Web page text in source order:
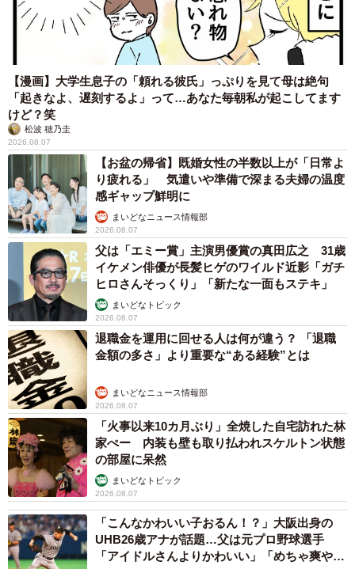
【漫画】大学生息子の「頼れる彼氏」っぷりを見て母は絶句
「起きなよ、遅刻するよ」って…あなた毎朝私が起こしてます
けど？笑
松波 穂乃圭
2026.08.07
【お盆の帰省】既婚女性の半数以上が「日常よ
り疲れる」 気遣いや準備で深まる夫婦の温度
感ギャップ鮮明に
まいどなニュース情報部
2026.08.07
父は「エミー賞」主演男優賞の真田広之 31歳
イケメン俳優が長髪ヒゲのワイルド近影「ガチ
ヒロさんそっくり」「新たな一面もステキ」
まいどなトピック
2026.08.07
退職金を運用に回せる人は何が違う？ 「退職
金額の多さ」より重要な“ある経験”とは
まいどなニュース情報部
2026.08.07
「火事以来10カ月ぶり」全焼した自宅訪れた林
家ぺー 内装も壁も取り払われスケルトン状態
の部屋に呆然
まいどなトピック
2026.08.07
「こんなかわいい子おるん！？」大阪出身の
UHB26歳アナが話題…父は元プロ野球選手
「アイドルさんよりかわいい」「めちゃ爽や